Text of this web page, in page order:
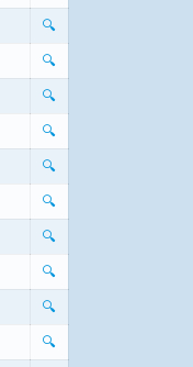
🔍
🔍
🔍
🔍
🔍
🔍
🔍
🔍
🔍
🔍